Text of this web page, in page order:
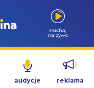
słuchaj
na żywo
audycje reklama